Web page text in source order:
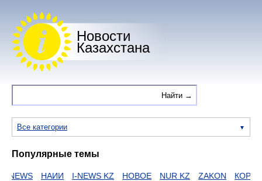
Новости
Казахстана
Все категории
Популярные темы
NEWS НАИИ I-NEWS KZ НОВОЕ NUR KZ ZAKON